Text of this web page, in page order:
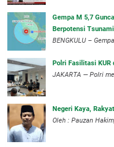
Gempa M 5,7
Berpotensi Tsunami
BENGKULU –
Polri Fasilitasi KUR
JAKARTA — Polri
Negeri Kaya,
Oleh : Pauzan